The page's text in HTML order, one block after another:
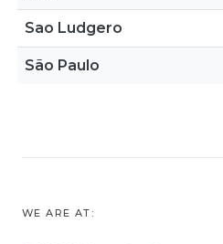
Sao Ludgero
São Paulo
WE ARE AT: